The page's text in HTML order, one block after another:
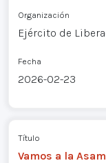
Organización
Ejército de
Fecha
2026-02-23
Título
Vamos a la